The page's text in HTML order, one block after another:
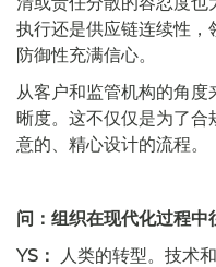
执行还是供应链连续性
防御性充满信心。
从客户和监管机构的角
晰度。这不仅仅是为了
意的、精心设计的流程。
问：组织在现代化过程中
YS：
人类的转型。技术